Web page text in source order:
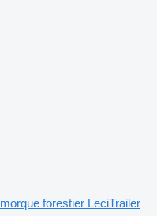
forestier LeciTrailer